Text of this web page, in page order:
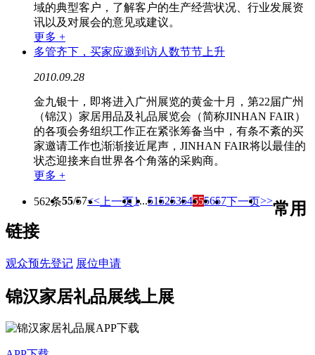
域的典型客户，了解客户的生产经营状况、行业发展资
讯以及对展会的意见或建议。
更多 +
多管齐下，买家应邀到访人数节节上升
2010.09.28
金九银十，即将进入广州展览的黄金十月，第22届广州
（锦汉）家居用品及礼品展览会（简称JINHAN FAIR）
的各项会务组织工作正在紧张筹备当中，有条不紊的买
家邀请工作也渐渐接近尾声，JINHAN FAIR将以最佳的
状态迎接来自世界各个角落的采购商。
更多 +
562条55/57<< 上一页1...51525354555657下一页>>常用
链接
观众预先登记 展位申请
锦汉家居礼品展线上展